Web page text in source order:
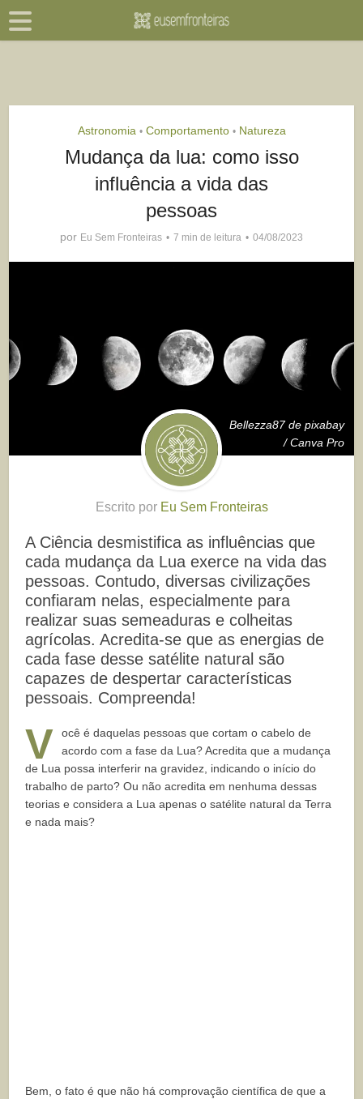
Astronomia • Comportamento • Natureza
Mudança da lua: como isso
influência a vida das
pessoas
por Eu Sem Fronteiras 7 min de leitura 04/08/2023
Bellezza87 de pixabay
/ Canva Pro
Escrito por Eu Sem Fronteiras
A Ciência desmistifica as influências que
cada mudança da Lua exerce na vida das
pessoas. Contudo, diversas civilizações
confiaram nelas, especialmente para
realizar suas semeaduras e colheitas
agrícolas. Acredita-se que as energias de
cada fase desse satélite natural são
capazes de despertar características
pessoais. Compreenda!
V
ocê é daquelas pessoas que cortam o cabelo de
acordo com a fase da Lua? Acredita que a mudança
de Lua possa interferir na gravidez, indicando o início do
trabalho de parto? Ou não acredita em nenhuma dessas
teorias e considera a Lua apenas o satélite natural da Terra
e nada mais?
Bem, o fato é que não há comprovação científica de que a